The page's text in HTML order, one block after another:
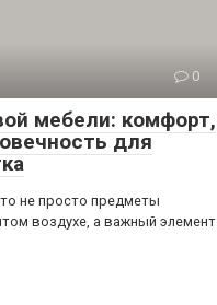
0
мебели: комфорт,
для
не просто предметы
воздухе, а важный элемент